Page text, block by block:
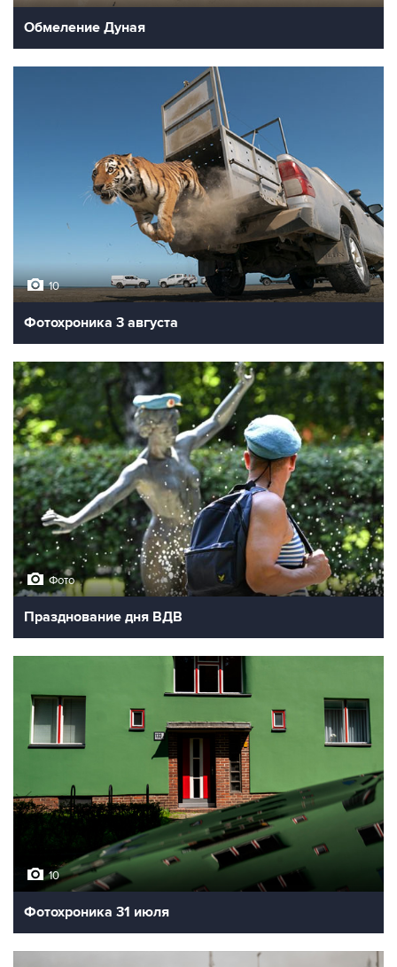
Обмеление Дуная
10
Фотохроника 3 августа
Фото
Празднование дня ВДВ
10
Фотохроника 31 июля